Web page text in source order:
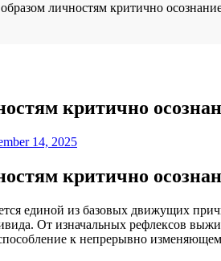
личностям критично
критично
14, 2025
критично
единой из базовых движущих
От изначальных рефлексов
к непрерывно